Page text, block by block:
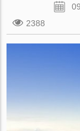
2388